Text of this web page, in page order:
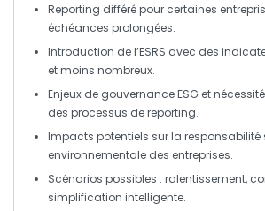
Reporting différé pour certaines
échéances prolongées.
Introduction de l’ESRS avec des
et moins nombreux.
Enjeux de gouvernanceESG et
des processus de reporting.
Impacts potentiels sur la responsabilité
environnementale des entreprises.
Scénarios possibles : ralentissement,
simplification intelligente.